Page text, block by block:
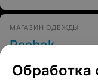
МАГАЗИН ОДЕЖДЫ
Reebok
Обработка